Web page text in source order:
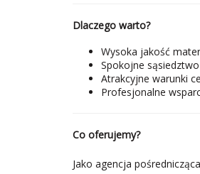
Dlaczego warto?
Wysoka jakość
Spokojne
Atrakcyjne warunki
Profesjonalne
Co oferujemy?
Jako agencja